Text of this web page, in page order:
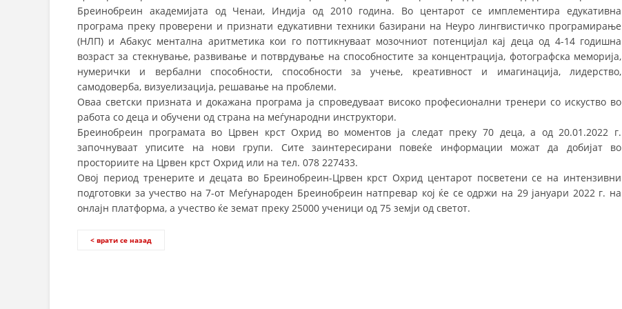
ДИСЕМИНАЦИЈА
MЕЃУНАРОДНО ХУМАНИТАРНО ПРАВО
ПРОМОЦИЈА НА ХУМАНИ ВРЕДНОСТИ
СОЦИЈАЛНО ХУМАНИТАРНА ДЕЈНОСТ
КАКО ДА ДОНИРАТЕ
ПОДГОТВЕНОСТ И ДЕЈСТВО ПРИ КАТАСТРОФИ
ТИМОВИ НА ООЦК ОХРИД
Бреинобреин академијата од Ченаи, Индија од 2010 година. Во центарот се имплементира едукативна
програма преку проверени и признати едукативни техники базирани на Неуро лингвистичко програмирање
(НЛП) и Абакус ментална аритметика кои го поттикнуваат мозочниот потенцијал кај деца од 4-14 годишна
возраст за стекнување, развивање и потврдување на способностите за концентрација, фотографска меморија,
нумерички и вербални способности, способности за учење, креативност и имагинација, лидерство,
самодоверба, визуелизација, решавање на проблеми.
Оваа светски призната и докажана програма ја спроведуваат високо професионални тренери со искуство во
работа со деца и обучени од страна на меѓународни инструктори.
Бреинобреин програмата во Црвен крст Охрид во моментов ја следат преку 70 деца, а од 20.01.2022 г.
започнуваат уписите на нови групи. Сите заинтересирани повеќе информации можат да добијат во
просториите на Црвен крст Охрид или на тел. 078 227433.
Овој период тренерите и децата во Бреинобреин-Црвен крст Охрид центарот посветени се на интензивни
подготовки за учество на 7-от Меѓународен Бреинобреин натпревар кој ќе се одржи на 29 јануари 2022 г. на
онлајн платформа, а учество ќе земат преку 25000 ученици од 75 земји од светот.
< врати се назад